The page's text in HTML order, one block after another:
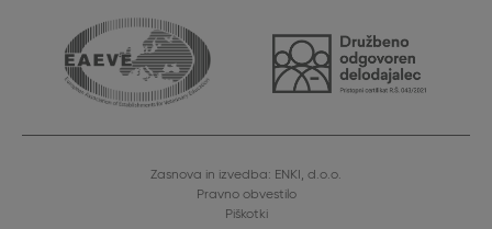
Zasnova in izvedba: ENKI, d.o.o.
Pravno obvestilo
Piškotki